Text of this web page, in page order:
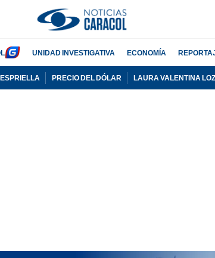
UNIDAD INVESTIGATIVA ECONOMÍA
PRECIO DEL DÓLAR LAURA VALENTINA